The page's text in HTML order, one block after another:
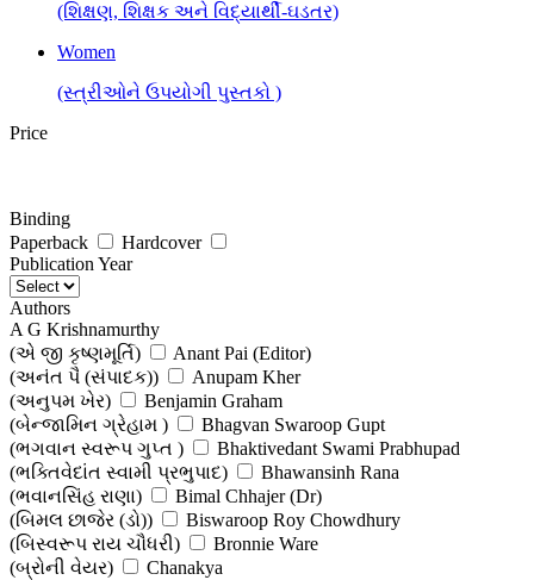
(શિક્ષણ, શિક્ષક અને વિદ્યાર્થી-ઘડતર)
Women
(સ્ત્રીઓને ઉપયોગી પુસ્તકો )
Price
Binding
Paperback
Hardcover
Publication Year
Authors
A G Krishnamurthy
(એ જી કૃષ્ણમૂર્તિ)
Anant Pai (Editor)
(અનંત પૈ (સંપાદક))
Anupam Kher
(અનુપમ ખેર)
Benjamin Graham
(બેન્જામિન ગ્રેહામ )
Bhagvan Swaroop Gupt
(ભગવાન સ્વરૂપ ગુપ્ત )
Bhaktivedant Swami Prabhupad
(ભક્તિવેદાંત સ્વામી પ્રભુપાદ)
Bhawansinh Rana
(ભવાનસિંહ રાણા)
Bimal Chhajer (Dr)
(બિમલ છાજેર (ડો))
Biswaroop Roy Chowdhury
(બિસ્વરૂપ રાય ચૌધરી)
Bronnie Ware
(બ્રોની વેયર)
Chanakya